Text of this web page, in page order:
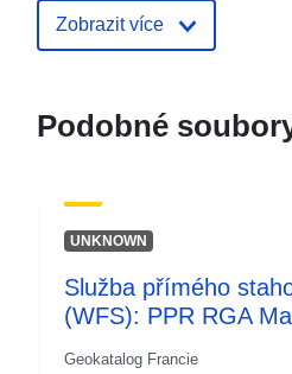
uriRef:
http://
Typ:
Zobrazit více
Podobné
UNKNOWN
Služba přímého
(WFS): PPR RGA
Geokatalog Francie